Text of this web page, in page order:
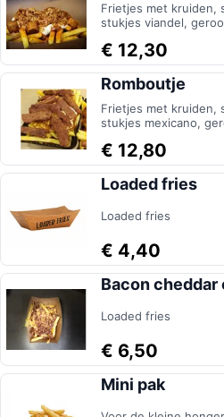
Frietjes met kruiden,
stukjes viandel,
€ 12,30
Romboutje
Frietjes met kruiden,
stukjes mexicano,
€ 12,80
Loaded fries
Loaded fries
€ 4,40
Bacon
Loaded fries
€ 6,50
Mini pak